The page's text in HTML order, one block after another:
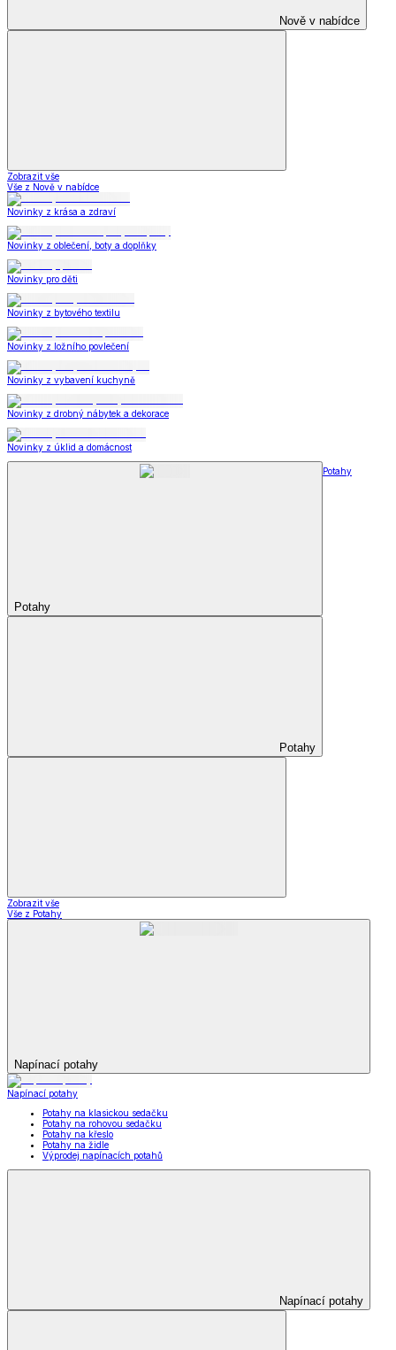
Nově v nabídce
Zobrazit vše
Vše z Nově v nabídce
Novinky z krása a zdraví
Novinky z oblečení, boty a doplňky
Novinky pro děti
Novinky z bytového textilu
Novinky z ložního povlečení
Novinky z vybavení kuchyně
Novinky z drobný nábytek a dekorace
Novinky z úklid a domácnost
Potahy
Potahy
Potahy
Zobrazit vše
Vše z Potahy
Napínací potahy
Napínací potahy
Potahy na klasickou sedačku
Potahy na rohovou sedačku
Potahy na křeslo
Potahy na židle
Výprodej napínacích potahů
Napínací potahy